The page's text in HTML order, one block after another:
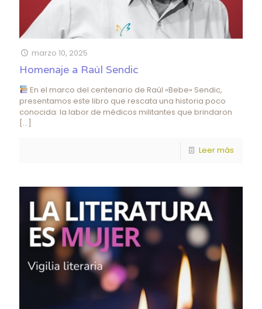
marzo 10, 2025
Homenaje a Raúl Sendic
En el marco del centenario de Raúl «Bebe» Sendic,
presentamos este libro que rescata una historia poco
conocida: la labor de médicos militantes que brindaron
[…]
Leer más